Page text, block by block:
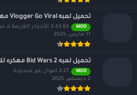
تحميل لعبه Vlogger Go Viral مهكره للاندرويد
MOD
2.43.63 الأحجار الكريمة لا حصر لها
11 مارس، 2025
تحميل لعبه Bid Wars 2 مهكره للاندرويد 2026
MOD
2.27 اموال غير محدودة
2 ديسمبر، 2025